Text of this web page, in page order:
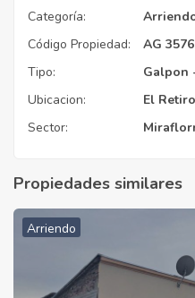
Categoría:
Código Propiedad:
AG 3576
Tipo:
Galpon
Ubicacion:
El Retiro
Sector:
Propiedades similares
Arriendo